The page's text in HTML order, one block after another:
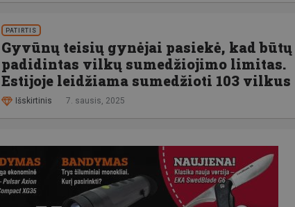
PATIRTIS
Gyvūnų teisių gynėjai pasiekė, kad būtų
padidintas vilkų sumedžiojimo limitas.
Estijoje leidžiama sumedžioti 103 vilkus
Išskirtinis 7. sausis, 2025